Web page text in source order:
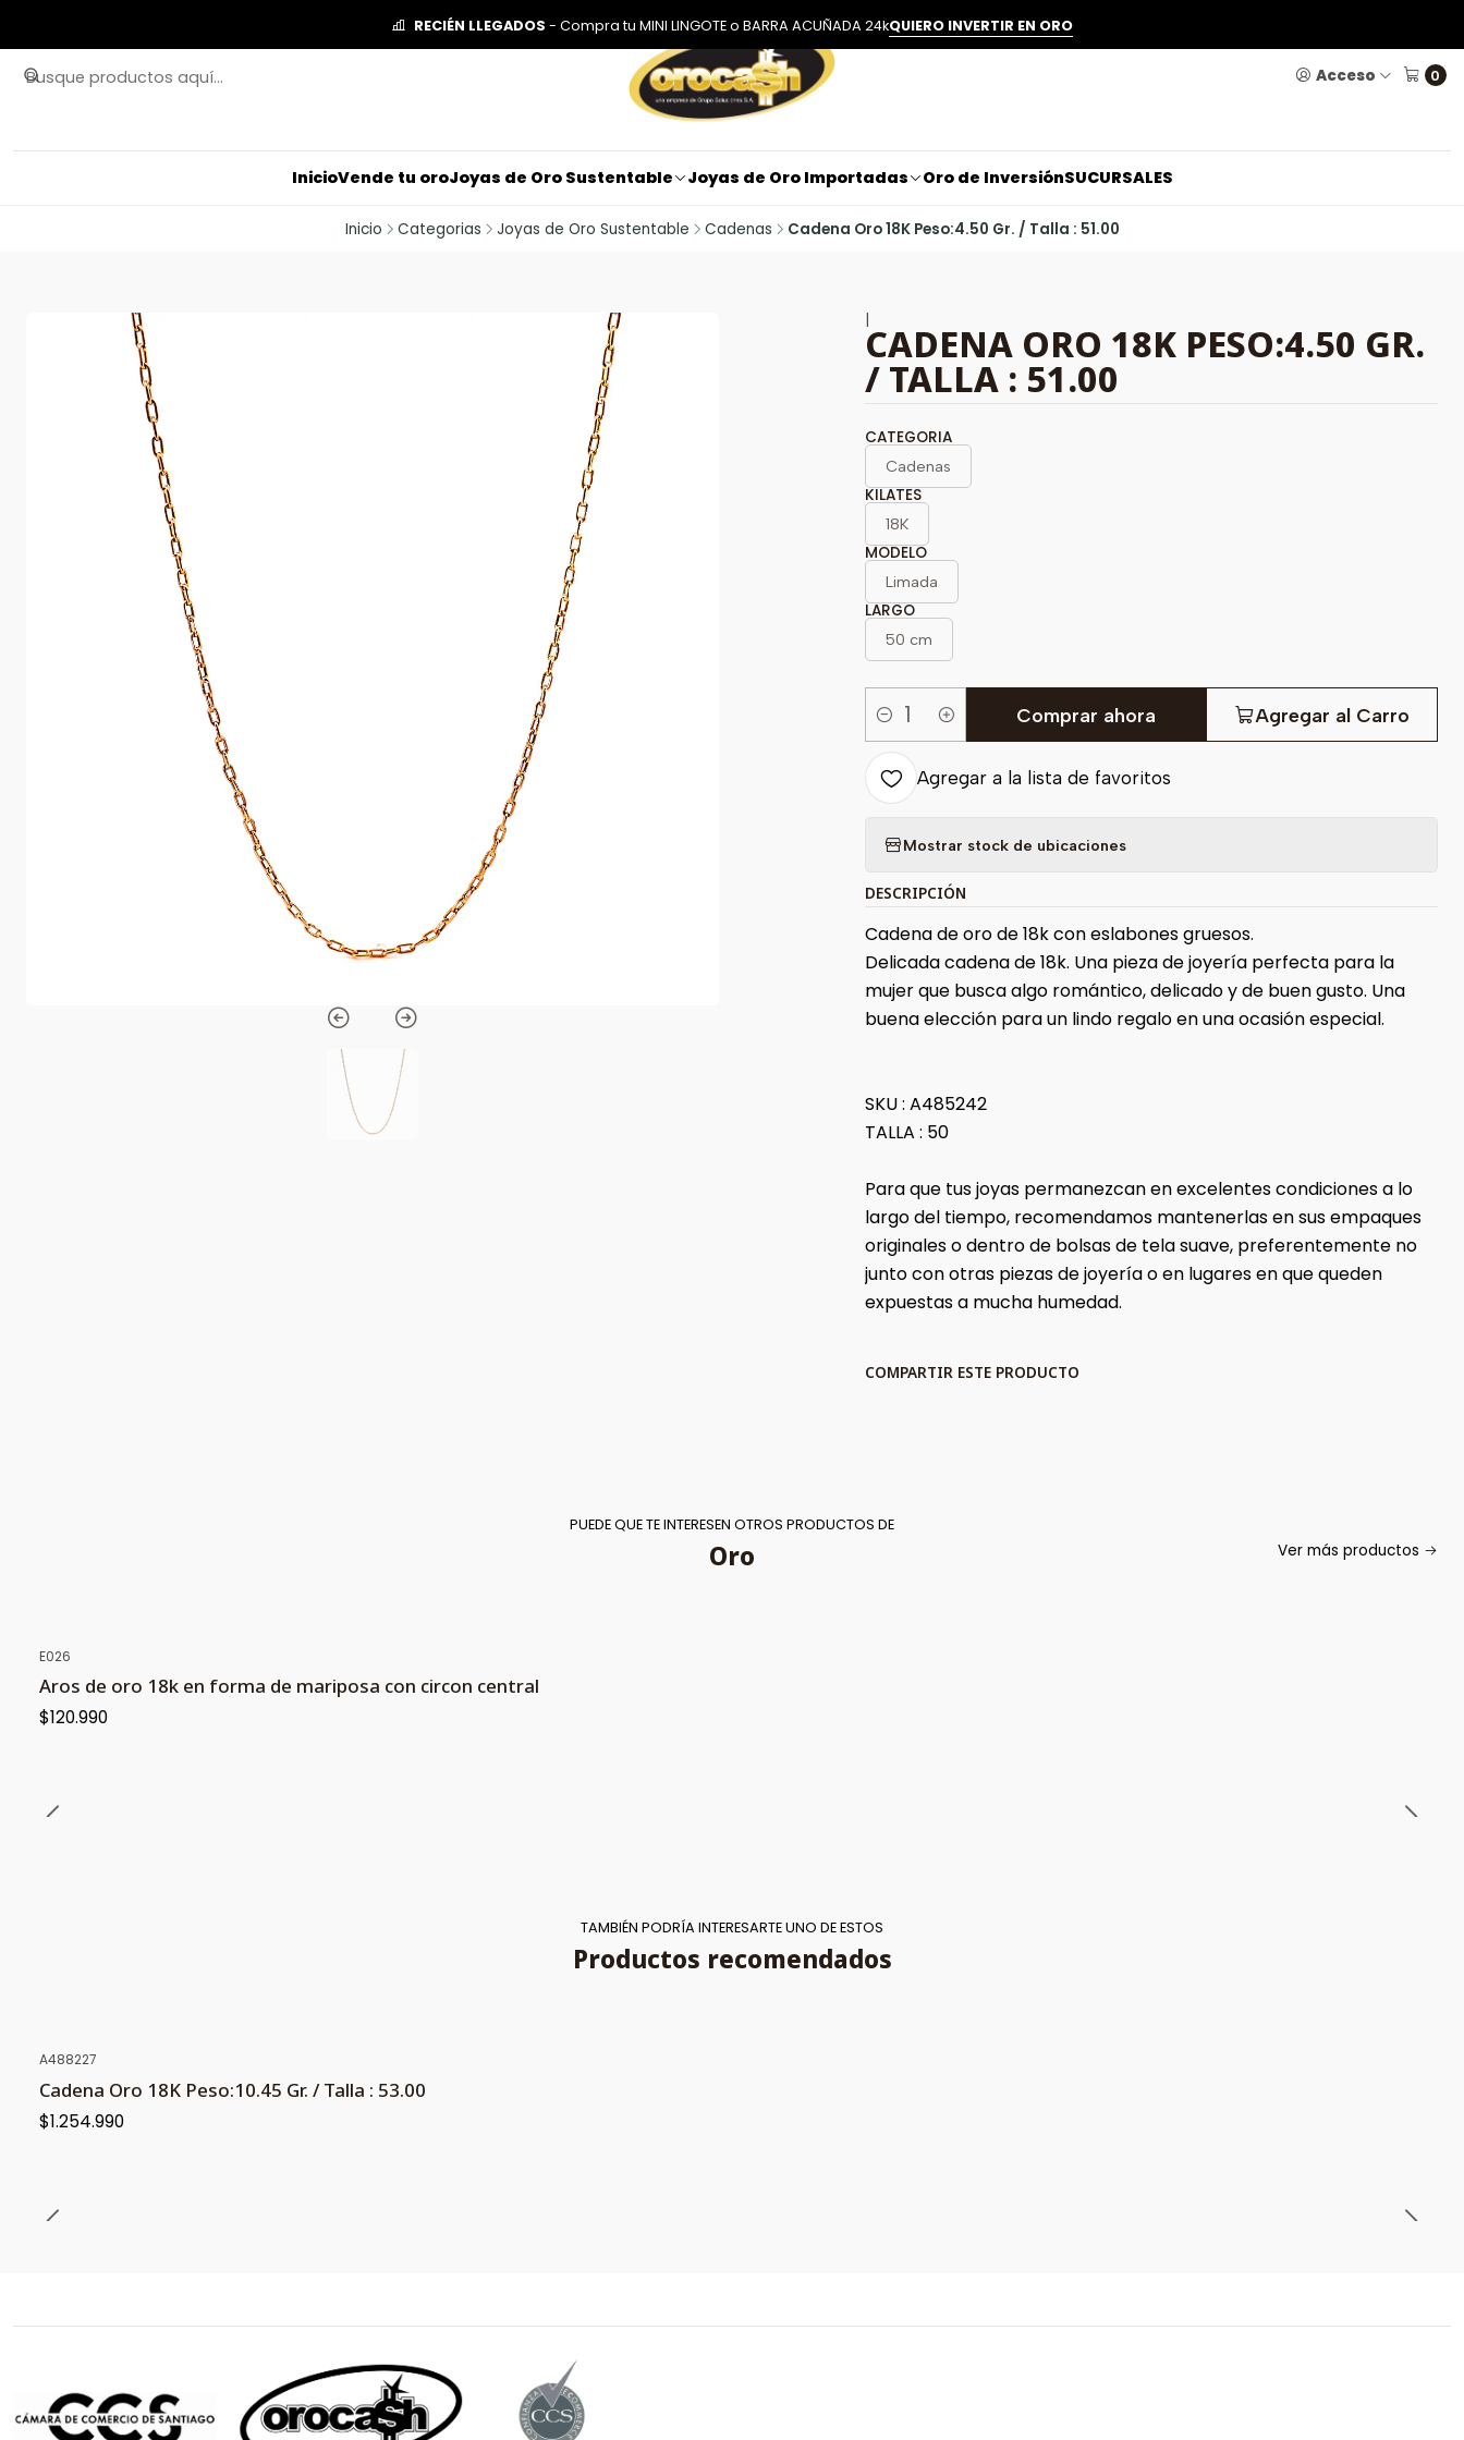
Acceso 0
InicioVende tu oroJoyas de Oro Sustentable Joyas de Oro Importadas Oro de InversiónSUCURSALES
RECIÉN LLEGADOS - Compra tu MINI LINGOTE o BARRA ACUÑADA 24kQUIERO INVERTIR EN ORO
Inicio Categorias Joyas de Oro Sustentable Cadenas Cadena Oro 18K Peso:4.50 Gr. / Talla : 51.00
|
CADENA ORO 18K PESO:4.50 GR.
/ TALLA : 51.00
CATEGORIA
Cadenas
KILATES
18K
MODELO
Limada
LARGO
50 cm
Cantidad
Agregar al Carro
Comprar ahora
Agregar a la lista de favoritos
Mostrar stock de ubicaciones
DESCRIPCIÓN
Cadena de oro de 18k con eslabones gruesos.
Delicada cadena de 18k. Una pieza de joyería perfecta para la
mujer que busca algo romántico, delicado y de buen gusto. Una
buena elección para un lindo regalo en una ocasión especial.
SKU : A485242
TALLA : 50
Para que tus joyas permanezcan en excelentes condiciones a lo
largo del tiempo, recomendamos mantenerlas en sus empaques
originales o dentro de bolsas de tela suave, preferentemente no
junto con otras piezas de joyería o en lugares en que queden
expuestas a mucha humedad.
COMPARTIR ESTE PRODUCTO
PUEDE QUE TE INTERESEN OTROS PRODUCTOS DE
Oro Ver más productos
E026
Aros de oro 18k en forma de mariposa con circon central
$120.990
TAMBIÉN PODRÍA INTERESARTE UNO DE ESTOS
Productos recomendados
A488227
Cadena Oro 18K Peso:10.45 Gr. / Talla : 53.00
$1.254.990